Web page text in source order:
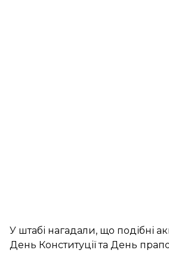
У штабі нагадали, що подібні
День Конституції та День